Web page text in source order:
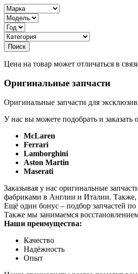
Цена на товар может отличаться в
Оригинальные запчасти
Оригинальные запчасти для
У нас вы можете подобрать и заказать
McLaren
Ferrari
Lamborghini
Aston Martin
Maserati
Заказывая у нас оригинальные
фабриками в Англии и Италии. Также,
Ещё один бонус – подбор запчастей
Также мы занимаемся
Наши преимущества:
Качество
Надёжность
Опыт